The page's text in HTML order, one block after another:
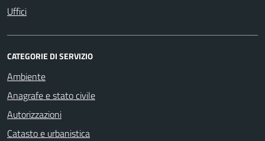
Uffici
CATEGORIE DI SERVIZIO
Ambiente
Anagrafe e stato civile
Autorizzazioni
Catasto e urbanistica